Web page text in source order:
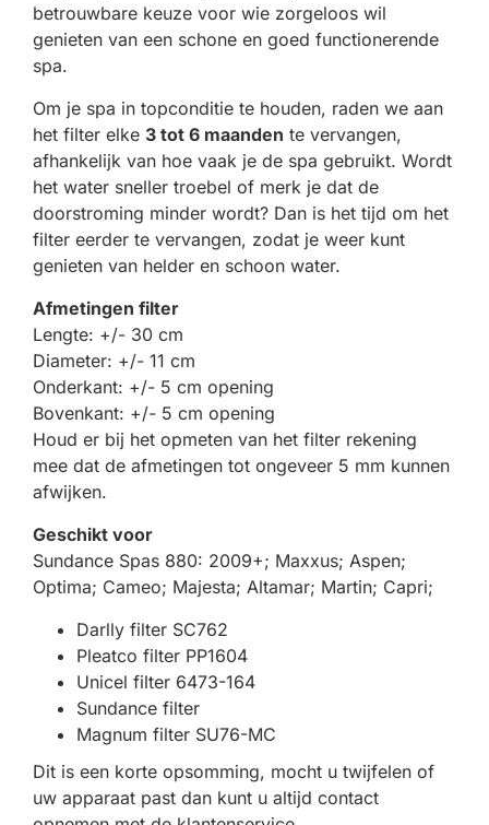
betrouwbare keuze voor wie zorgeloos wil
genieten van een schone en goed functionerende
spa.
Om je spa in topconditie te houden, raden we aan
het filter elke 3 tot 6 maanden te vervangen,
afhankelijk van hoe vaak je de spa gebruikt. Wordt
het water sneller troebel of merk je dat de
doorstroming minder wordt? Dan is het tijd om het
filter eerder te vervangen, zodat je weer kunt
genieten van helder en schoon water.
Afmetingen filter
Lengte: +/- 30 cm
Diameter: +/- 11 cm
Onderkant: +/- 5 cm opening
Bovenkant: +/- 5 cm opening
Houd er bij het opmeten van het filter rekening
mee dat de afmetingen tot ongeveer 5 mm kunnen
afwijken.
Geschikt voor
Sundance Spas 880: 2009+; Maxxus; Aspen;
Optima; Cameo; Majesta; Altamar; Martin; Capri;
Darlly filter SC762
Pleatco filter PP1604
Unicel filter 6473-164
Sundance filter
Magnum filter SU76-MC
Dit is een korte opsomming, mocht u twijfelen of
uw apparaat past dan kunt u altijd contact